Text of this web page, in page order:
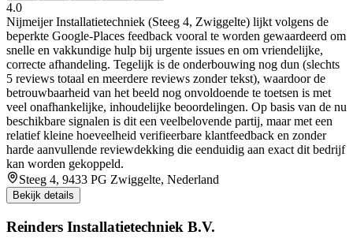
4.0
Nijmeijer Installatietechniek (Steeg 4, Zwiggelte) lijkt volgens de
beperkte Google-Places feedback vooral te worden gewaardeerd om
snelle en vakkundige hulp bij urgente issues en om vriendelijke,
correcte afhandeling. Tegelijk is de onderbouwing nog dun (slechts
5 reviews totaal en meerdere reviews zonder tekst), waardoor de
betrouwbaarheid van het beeld nog onvoldoende te toetsen is met
veel onafhankelijke, inhoudelijke beoordelingen. Op basis van de nu
beschikbare signalen is dit een veelbelovende partij, maar met een
relatief kleine hoeveelheid verifieerbare klantfeedback en zonder
harde aanvullende reviewdekking die eenduidig aan exact dit bedrijf
kan worden gekoppeld.
Steeg 4, 9433 PG Zwiggelte, Nederland
Bekijk details
Reinders Installatietechniek B.V.